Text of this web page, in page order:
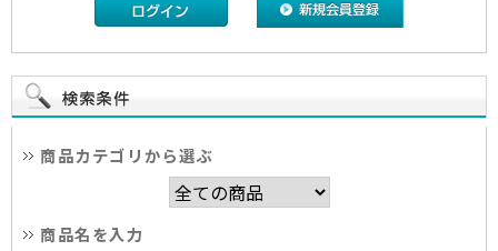
商品カテゴリから選ぶ
商品名を入力